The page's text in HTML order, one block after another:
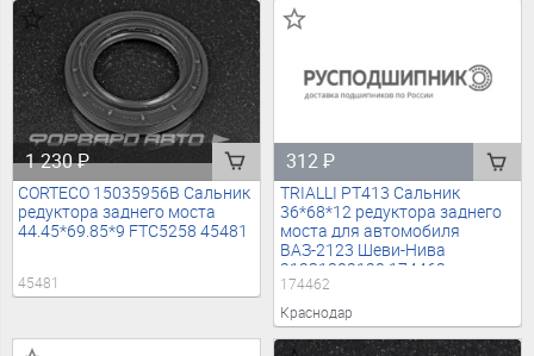
1 230₽
CORTECO 15035956B Сальник
редуктора заднего моста
44.45*69.85*9 FTC5258 45481
45481
312₽
TRIALLI PT413 Сальник
36*68*12 редуктора заднего
моста для автомобиля
ВАЗ-2123 Шеви-Нива
21231802120 174462
174462
Краснодар